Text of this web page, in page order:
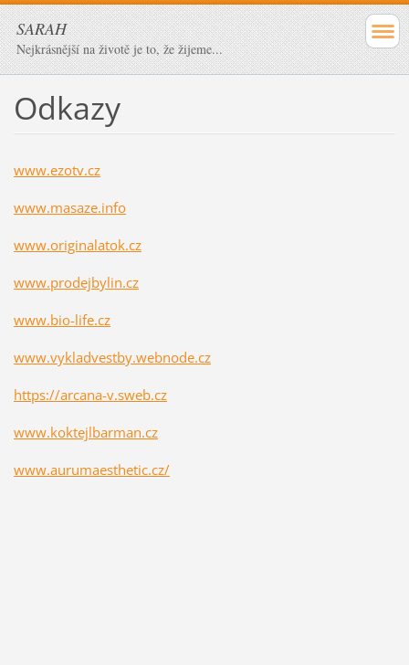
SARAH
Nejkrásnější na životě je to, že žijeme...
Odkazy
www.ezotv.cz
www.masaze.info
www.originalatok.cz
www.prodejbylin.cz
www.bio-life.cz
www.vykladvestby.webnode.cz
https://arcana-v.sweb.cz
www.koktejlbarman.cz
www.aurumaesthetic.cz/